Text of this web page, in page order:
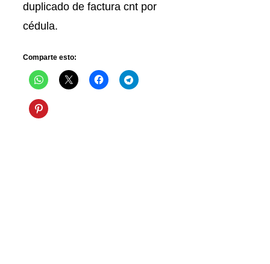
duplicado de factura cnt por
cédula.
Comparte esto: